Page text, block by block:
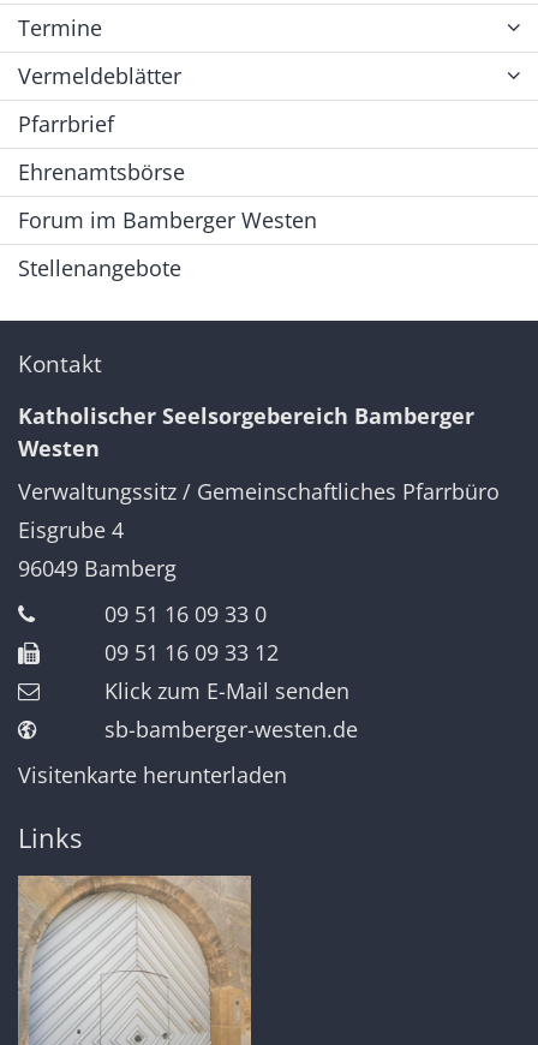
Termine
Vermeldeblätter
Pfarrbrief
Ehrenamtsbörse
Forum im Bamberger Westen
Stellenangebote
Kontakt
Katholischer Seelsorgebereich Bamberger
Westen
Verwaltungssitz / Gemeinschaftliches Pfarrbüro
Eisgrube 4
96049 Bamberg
09 51 16 09 33 0
09 51 16 09 33 12
Klick zum E-Mail senden
sb-bamberger-westen.de
Visitenkarte herunterladen
Links